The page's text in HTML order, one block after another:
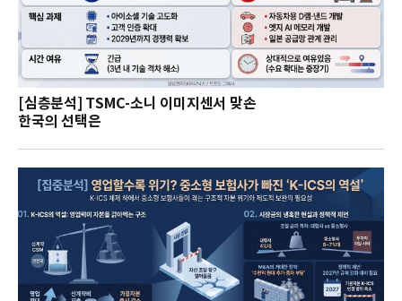
[심층분석] TSMC-소니 이미지센서 맞손
한국의 선택은